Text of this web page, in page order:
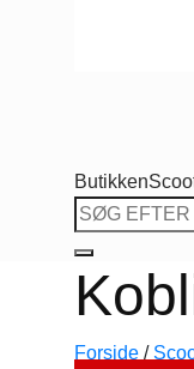
Butikken
Søg
efter:
Forside /